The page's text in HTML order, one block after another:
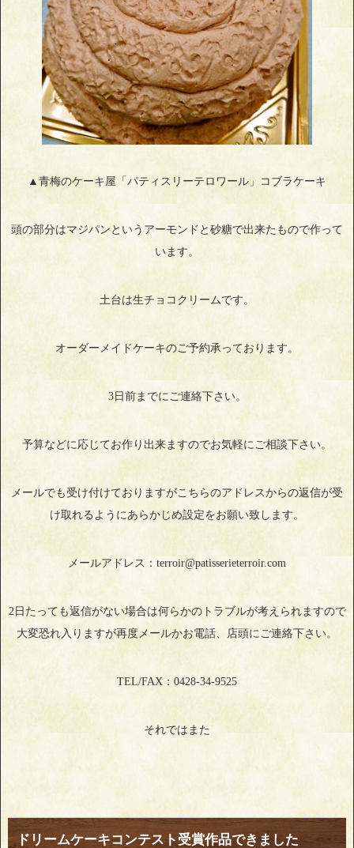
▲青梅のケーキ屋「パティスリーテロワール」コブラケーキ
頭の部分はマジパンというアーモンドと砂糖で出来たもので作って
います。
土台は生チョコクリームです。
オーダーメイドケーキのご予約承っております。
3日前までにご連絡下さい。
予算などに応じてお作り出来ますのでお気軽にご相談下さい。
メールでも受け付けておりますがこちらのアドレスからの返信が受
け取れるようにあらかじめ設定をお願い致します。
メールアドレス：terroir@patisserieterroir.com
2日たっても返信がない場合は何らかのトラブルが考えられますので
大変恐れ入りますが再度メールかお電話、店頭にご連絡下さい。
TEL/FAX：0428-34-9525
それではまた
ドリームケーキコンテスト受賞作品できました